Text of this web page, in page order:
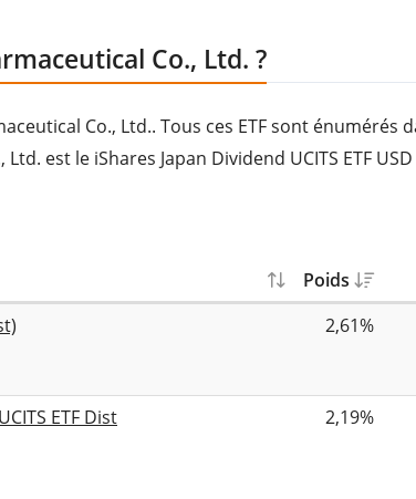
Co., Ltd. ?
Co., Ltd.. Tous ces ETF sont énumérés
est le iShares Japan Dividend UCITS ETF
Poids
2,61%
ETF Dist 2,19%